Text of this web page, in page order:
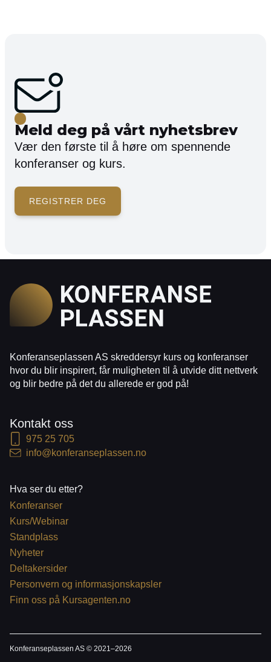
Meld deg på vårt nyhetsbrev
Vær den første til å høre om spennende
konferanser og kurs.
REGISTRER DEG
Konferanseplassen AS skreddersyr kurs og konferanser
hvor du blir inspirert, får muligheten til å utvide ditt nettverk
og blir bedre på det du allerede er god på!
Kontakt oss
975 25 705
info@konferanseplassen.no
Hva ser du etter?
Konferanser
Kurs/Webinar
Standplass
Nyheter
Deltakersider
Personvern og informasjonskapsler
Finn oss på Kursagenten.no
Konferanseplassen AS © 2021–2026